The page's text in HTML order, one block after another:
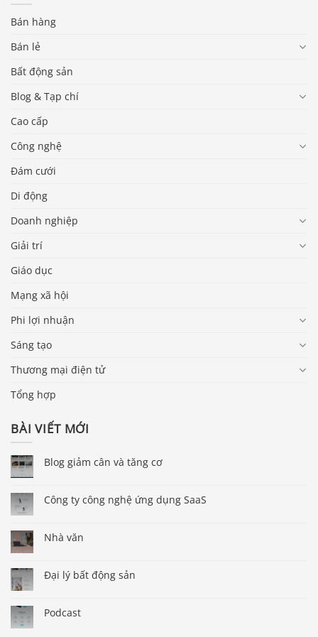
Bán hàng
Bán lẻ
Bất động sản
Blog & Tạp chí
Cao cấp
Công nghệ
Đám cưới
Di động
Doanh nghiệp
Giải trí
Giáo dục
Mạng xã hội
Phi lợi nhuận
Sáng tạo
Thương mại điện tử
Tổng hợp
BÀI VIẾT MỚI
Blog giảm cân và tăng cơ
Công ty công nghệ ứng dụng SaaS
Nhà văn
Đại lý bất động sản
Podcast